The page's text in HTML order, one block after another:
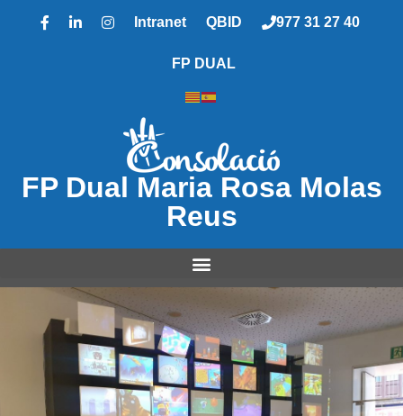
Intranet QBID 977 31 27 40
FP DUAL
FP Dual Maria Rosa Molas
Reus